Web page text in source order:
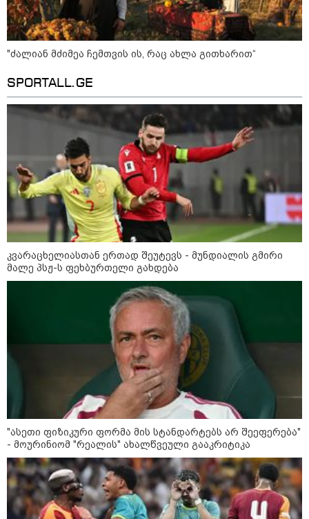
კატეგორიები
9
აგვისტო
დღის ზოგადი
ასტროლოგიური
პროგნოზი
აგვისტო აგარაკზე: ეს 5 საქმე
უნდა მოასწროთ შემოდგომის
დადგომამდე
ფული ამ ზოდიაქოს ნიშნების
ხელში აღმოჩნდება: ვინ
გამდიდრდება?
"ძალიან მძიმეა ჩემთვის ის, რაც ახლა გითხარით“
SPORTALL.GE
კვარაცხელიასთან ერთად შეუტევს - მუნდიალის გმირი
მალე პსჟ-ს ფეხბურთელი გახდება
"ასეთი ფიზიკური ფორმა მის სტანდარტებს არ შეეფერება"
- მოურინიომ "რეალის" ახალწვეული გააკრიტიკა